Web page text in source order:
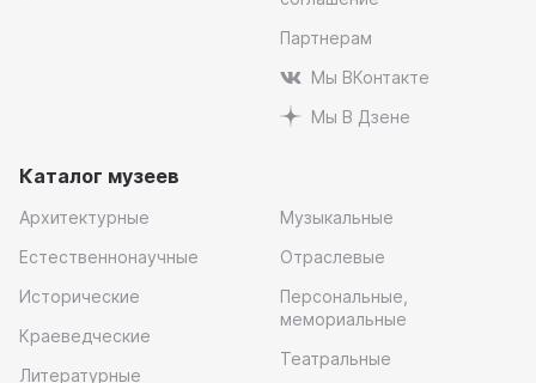
Партнерам
Мы ВКонтакте
Мы В Дзене
Каталог музеев
Архитектурные
Естественнонаучные
Исторические
Краеведческие
Литературные
Музыкальные
Отраслевые
Персональные,
мемориальные
Театральные